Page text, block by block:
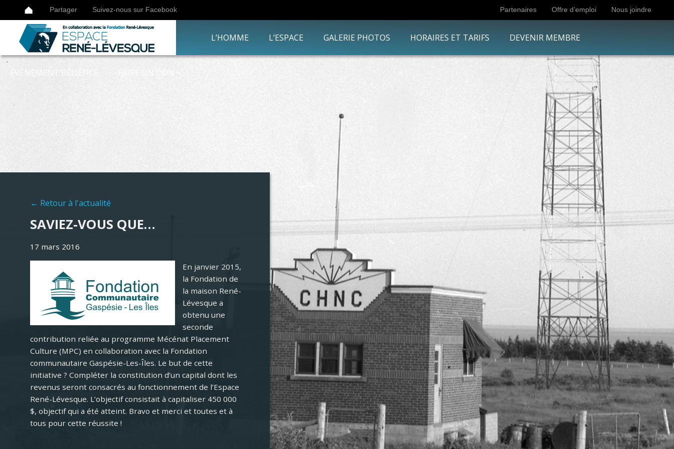
Partenaires Offre d’emploi Nous joindre
Partager Suivez-nous sur Facebook
L’HOMME L’ESPACE GALERIE PHOTOS HORAIRES ET TARIFS DEVENIR MEMBRE
ÉVÈNEMENT BÉNÉFICE FAIRE UN DON
Retour à l'actualité
SAVIEZ-VOUS QUE…
17 mars 2016
En janvier 2015,
la Fondation de
la maison René-
Lévesque a
obtenu une
seconde
contribution reliée au programme Mécénat Placement
Culture (MPC) en collaboration avec la Fondation
communautaire Gaspésie-Les-Îles. Le but de cette
initiative ? Compléter la constitution d’un capital dont les
revenus seront consacrés au fonctionnement de l’Espace
René-Lévesque. L’objectif consistait à capitaliser 450 000
$, objectif qui a été atteint. Bravo et merci et toutes et à
tous pour cette réussite !